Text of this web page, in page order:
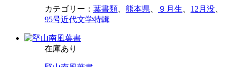
カテゴリー： 葉書類 熊本県 ９月生 12月没
95号近代文学特輯
在庫あり